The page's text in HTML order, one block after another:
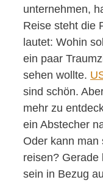
unternehmen,
Reise steht die
lautet: Wohin
ein paar
sehen wollte.
sind schön.
mehr zu
ein Abstecher
Oder kann man
reisen? Gerade
sein in Bezug